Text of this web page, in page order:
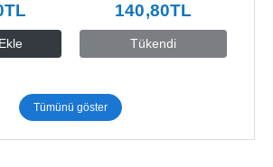
TL
Tükendi
140,80TL
Tümünü göster